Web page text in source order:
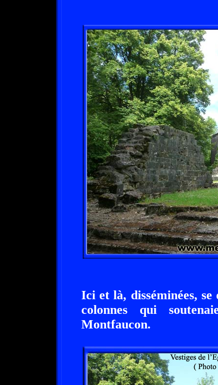
Ici et là, disséminées, se
colonnes qui
Montfaucon.